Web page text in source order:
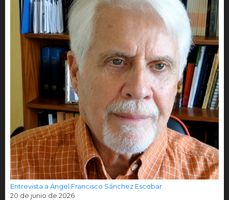
Entrevista a Ángel Francisco Sánchez Escobar
20 de junio de 2026